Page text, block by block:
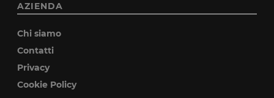
AZIENDA
Chi siamo
Contatti
Privacy
Cookie Policy